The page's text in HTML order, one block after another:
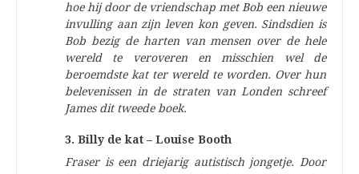
hoe hij door de vriendschap met Bob een nieuwe
invulling aan zijn leven kon geven. Sindsdien is
Bob bezig de harten van mensen over de hele
wereld te veroveren en misschien wel de
beroemdste kat ter wereld te worden. Over hun
belevenissen in de straten van Londen schreef
James dit tweede boek.
3. Billy de kat – Louise Booth
Fraser is een driejarig autistisch jongetje. Door